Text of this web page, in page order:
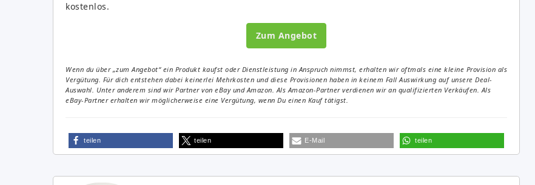
kostenlos.
Zum Angebot
Wenn du über „zum Angebot“ ein Produkt kaufst oder Dienstleistung in Anspruch nimmst, erhalten wir oftmals eine kleine Provision als
Vergütung. Für dich entstehen dabei keinerlei Mehrkosten und diese Provisionen haben in keinem Fall Auswirkung auf unsere Deal-
Auswahl. Unter anderem sind wir Partner von eBay und Amazon. Als Amazon-Partner verdienen wir an qualifizierten Verkäufen. Als
eBay-Partner erhalten wir möglicherweise eine Vergütung, wenn Du einen Kauf tätigst.
teilen teilen E-Mail teilen